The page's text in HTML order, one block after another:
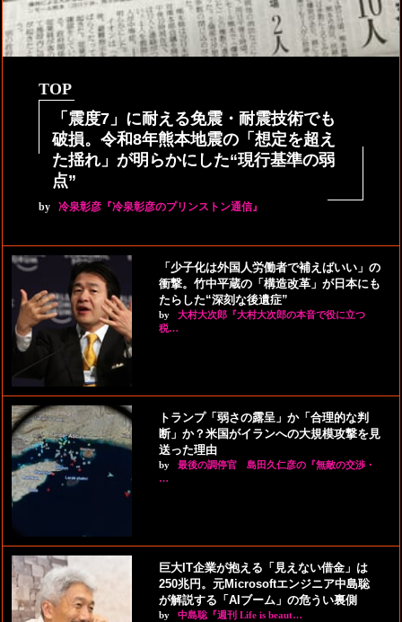
TOP
「震度7」に耐える免震・耐震技術でも
破損。令和8年熊本地震の「想定を超え
た揺れ」が明らかにした“現行基準の弱
点”
by 冷泉彰彦『冷泉彰彦のプリンストン通信』
「少子化は外国人労働者で補えばいい」の
衝撃。竹中平蔵の「構造改革」が日本にも
たらした“深刻な後遺症”
by
大村大次郎『大村大次郎の本音で役に立つ
税…
トランプ「弱さの露呈」か「合理的な判
断」か？米国がイランへの大規模攻撃を見
送った理由
by
最後の調停官 島田久仁彦の『無敵の交渉・
…
巨大IT企業が抱える「見えない借金」は
250兆円。元Microsoftエンジニア中島聡
が解説する「AIブーム」の危うい裏側
by 中島聡『週刊 Life is beaut…